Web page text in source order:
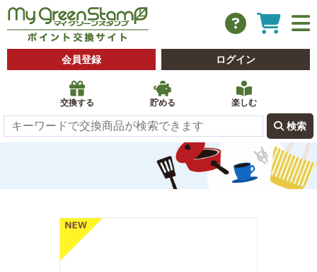
会員登録 ログイン
交換する 貯める 楽しむ
 検索